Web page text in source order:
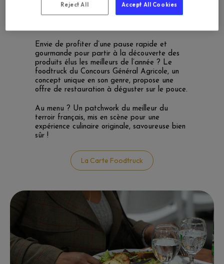
La pause rapide et gourmande
Le foodtruck du Concours
Envie de profiter d’une pause rapide et
gourmande pour partir à la découverte des
produits élus les meilleurs de l’année ? Le
foodtruck du Concours Général Agricole, un
concept unique en son genre, propose une
offre de restauration à déguster sur le pouce.
Au menu ? Un patchwork du meilleur du
terroir français, mis en scène pour une
expérience culinaire originale, savoureuse bien
sûr !
La Carte Foodtruck
Reject All Accept All Cookies